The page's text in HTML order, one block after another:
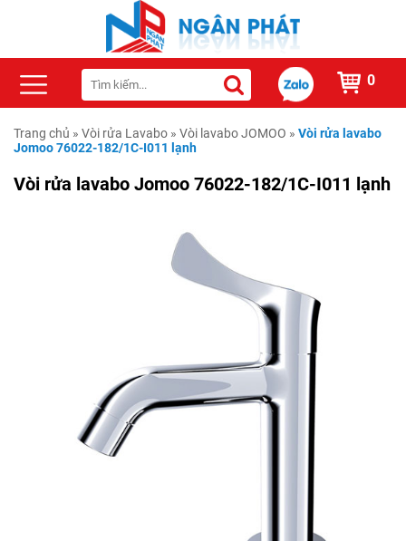
0
Trang chủ » Vòi rửa Lavabo » Vòi lavabo JOMOO » Vòi rửa lavabo
Jomoo 76022-182/1C-I011 lạnh
Vòi rửa lavabo Jomoo 76022-182/1C-I011 lạnh